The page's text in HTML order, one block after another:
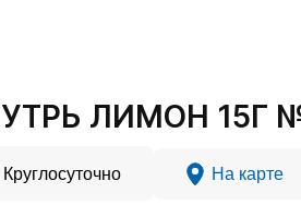
ЛИМОН 15Г
Круглосуточно На карте